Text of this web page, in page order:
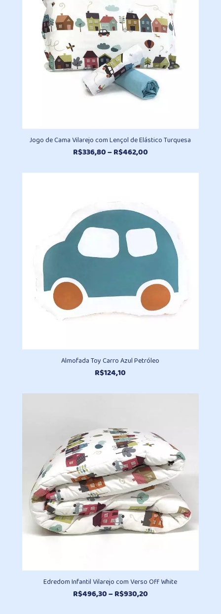
Jogo de Cama Vilarejo com Lençol de Elástico Turquesa
R$336,80–R$462,00Faixa
preço:
Almofada Toy Carro Azul Petróleo
R$124,10
Edredom Infantil Vilarejo com Verso Off White
R$496,30–R$930,20Faixa